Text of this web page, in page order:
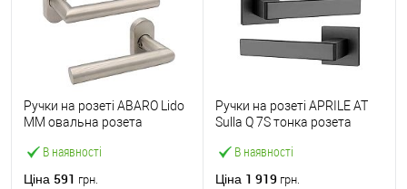
В наявності
Ручки на розеті ABARO Lido
MM овальна розета
Ціна 591 грн.
В наявності
Ручки на розеті APRILE AT
Sulla Q 7S тонка розета
Ціна 1 919 грн.